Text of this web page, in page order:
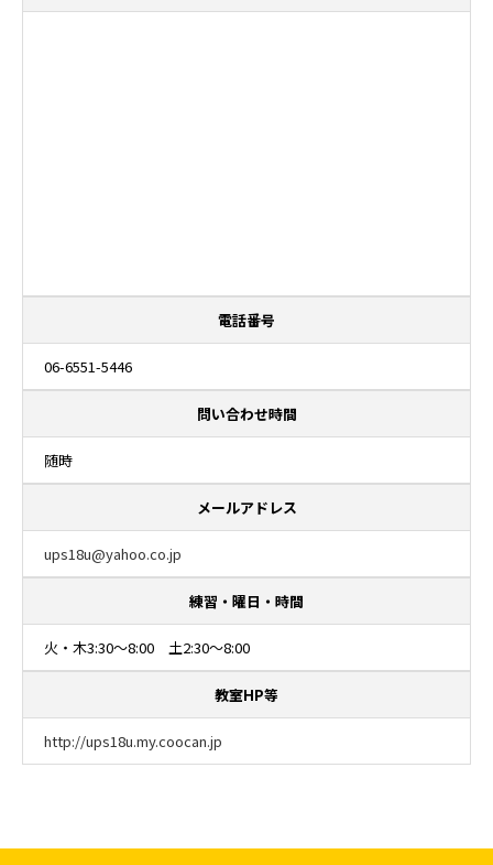
電話番号
06-6551-5446
問い合わせ時間
随時
メールアドレス
ups18u@yahoo.co.jp
練習・曜日・時間
火・木3:30～8:00 土2:30～8:00
教室HP等
http://ups18u.my.coocan.jp